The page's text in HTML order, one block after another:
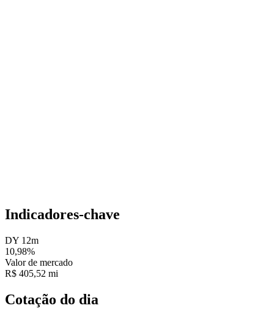
Indicadores-chave
DY 12m
10,98%
Valor de mercado
R$ 405,52 mi
Cotação do dia